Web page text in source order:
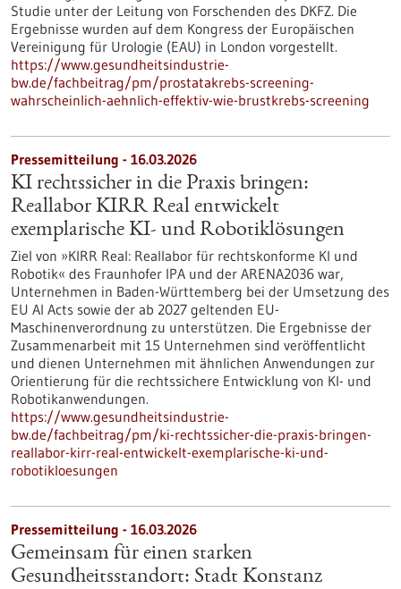
Studie unter der Leitung von Forschenden des DKFZ. Die
Ergebnisse wurden auf dem Kongress der Europäischen
Vereinigung für Urologie (EAU) in London vorgestellt.
https://www.gesundheitsindustrie-
bw.de/fachbeitrag/pm/prostatakrebs-screening-
wahrscheinlich-aehnlich-effektiv-wie-brustkrebs-screening
Pressemitteilung - 16.03.2026
KI rechtssicher in die Praxis bringen:
Reallabor KIRR Real entwickelt
exemplarische KI- und Robotiklösungen
Ziel von »KIRR Real: Reallabor für rechtskonforme KI und
Robotik« des Fraunhofer IPA und der ARENA2036 war,
Unternehmen in Baden-Württemberg bei der Umsetzung des
EU AI Acts sowie der ab 2027 geltenden EU-
Maschinenverordnung zu unterstützen. Die Ergebnisse der
Zusammenarbeit mit 15 Unternehmen sind veröffentlicht
und dienen Unternehmen mit ähnlichen Anwendungen zur
Orientierung für die rechtssichere Entwicklung von KI- und
Robotikanwendungen.
https://www.gesundheitsindustrie-
bw.de/fachbeitrag/pm/ki-rechtssicher-die-praxis-bringen-
reallabor-kirr-real-entwickelt-exemplarische-ki-und-
robotikloesungen
Pressemitteilung - 16.03.2026
Gemeinsam für einen starken
Gesundheitsstandort: Stadt Konstanz